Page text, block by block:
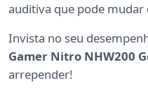
auditiva que pode
Invista no seu
Gamer Nitro NHW200
arrepender!